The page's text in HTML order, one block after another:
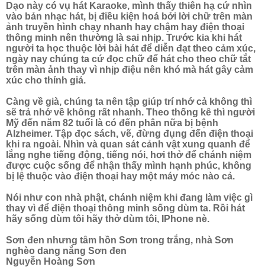
Dạo này có vụ hát Karaoke, mình thấy thiên hạ cứ nhìn
vào bản nhạc hát, bị điều kiện hoá bởi lời chữ trên màn
ảnh truyền hình chạy nhanh hay chậm hay điện thoại
thông minh nên thường là sai nhịp. Trước kia khi hát
người ta học thuộc lời bài hát để diễn đạt theo cảm xúc,
ngày nay chúng ta cứ đọc chữ để hát cho theo chữ tắt
trên màn ảnh thay vì nhịp điệu nên khó mà hát gây cảm
xúc cho thính giả.
Càng về già, chúng ta nên tập giúp trí nhớ cả không thì
sẽ trả nhớ về không rất nhanh. Theo thống kê thì người
Mỹ đến năm 82 tuổi là có đến phân nữa bị bệnh
Alzheimer. Tập đọc sách, vẽ, đừng đụng đến điện thoại
khi ra ngoài. Nhìn và quan sát cảnh vật xung quanh để
lắng nghe tiếng động, tiếng nói, hơi thở để chánh niệm
được cuộc sống để nhận thấy mình hạnh phúc, không
bị lệ thuộc vào điện thoại hay một máy móc nào cả.
Nói như con nhà phật, chánh niệm khi đang làm việc gì
thay vì để điện thoại thông minh sống dùm ta. Rồi hát
hãy sống dùm tôi hãy thở dùm tôi, IPhone nè.
Sơn đen nhưng tâm hồn Sơn trong trắng, nhà Sơn
nghèo dang nắng Sơn đen
Nguyễn Hoàng Sơn